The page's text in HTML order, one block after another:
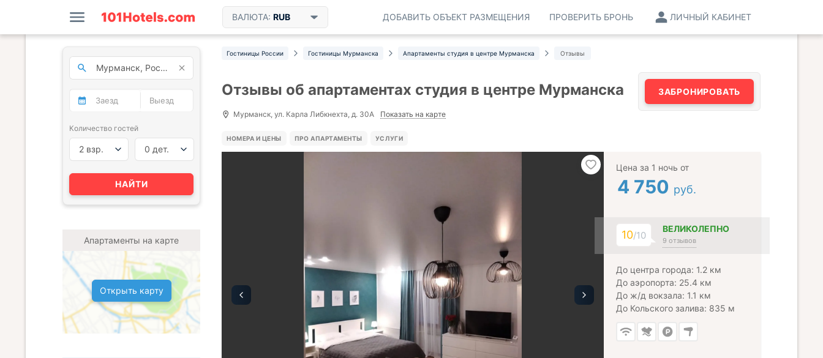
ВАЛЮТА: RUB ЛИЧНЫЙ КАБИНЕТ
ПРОВЕРИТЬ БРОНЬ
ДОБАВИТЬ ОБЪЕКТ РАЗМЕЩЕНИЯ
Гостиницы России Гостиницы Мурманска Апартаменты студия в центре Мурманска Отзывы
Отзывы об апартаментах студия в центре Мурманска
Мурманск, ул. Карла Либкнехта, д. 30А Показать на карте
ЗАБРОНИРОВАТЬ
НОМЕРА И ЦЕНЫ ПРО АПАРТАМЕНТЫ УСЛУГИ
Цена за 1 ночь от
4 750 руб.
10/10
ВЕЛИКОЛЕПНО
9 отзывов
До центра города: 1.2 км
До аэропорта: 25.4 км
До ж/д вокзала: 1.1 км
До Кольского залива: 835 м
Количество гостей
2 взр. 0 дет.
НАЙТИ
Апартаменты на карте
Открыть карту